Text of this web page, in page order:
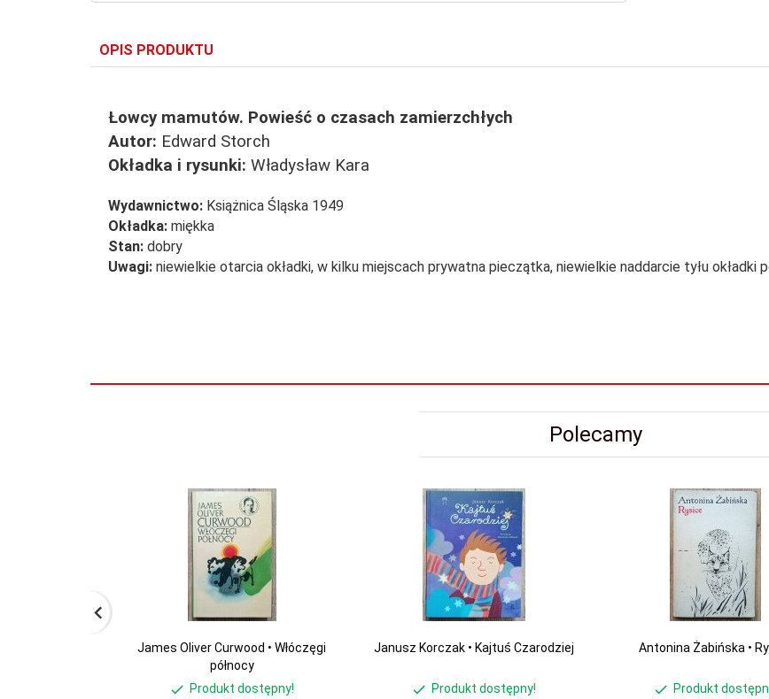
OPIS PRODUKTU
Łowcy mamutów. Powieść o czasach zamierzchłych
Autor: Edward Storch
Okładka i rysunki: Władysław Kara
Wydawnictwo: Książnica Śląska 1949
Okładka: miękka
Stan: dobry
Uwagi: niewielkie otarcia okładki, w kilku miejscach prywatna pieczątka, niewielkie naddarcie tyłu okładki
Polecamy
James Oliver Curwood • Włóczęgi
północy
Produkt dostępny!
Janusz Korczak • Kajtuś Czarodziej
Produkt dostępny!
Antonina Żabińska •
Produkt